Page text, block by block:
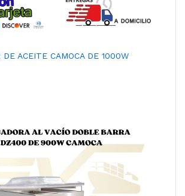
DE ACEITE CAMOCA DE 1000W